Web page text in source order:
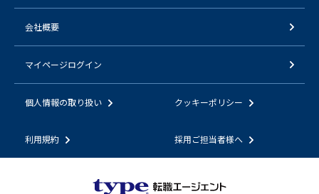
会社概要
マイページログイン
個人情報の取り扱い クッキーポリシー
利用規約 採用ご担当者様へ